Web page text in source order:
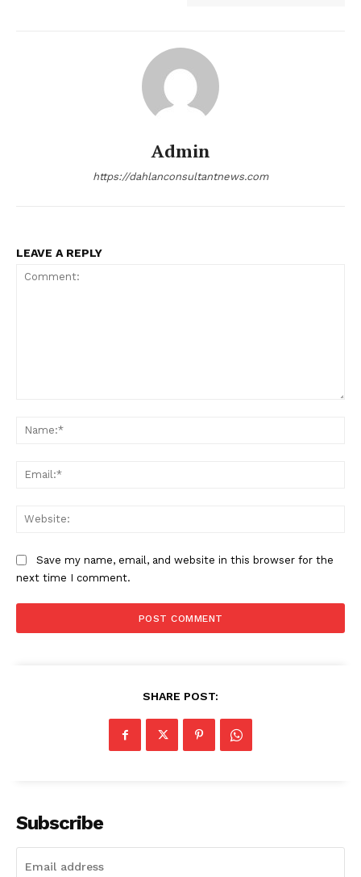
Admin
https://dahlanconsultantnews.com
LEAVE A REPLY
Save my name, email, and website in this browser for the
next time I comment.
SHARE POST:
Subscribe